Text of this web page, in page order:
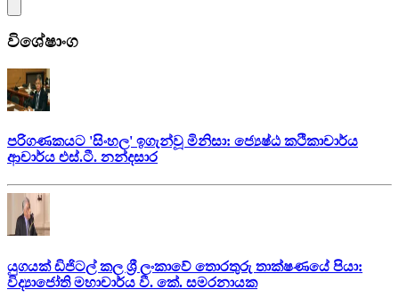
විශේෂාංග
පරිගණකයට 'සිංහල' ඉගැන්වූ මිනිසා: ජ්‍යෙෂ්ඨ කථිකාචාර්ය
ආචාර්ය එස්.ටී. නන්දසාර
යුගයක් ඩිජිටල් කල ශ්‍රී ලංකාවේ තොරතුරු තාක්ෂණයේ පියා:
විද්‍යාජෝති මහාචාර්ය වී. කේ. සමරනායක